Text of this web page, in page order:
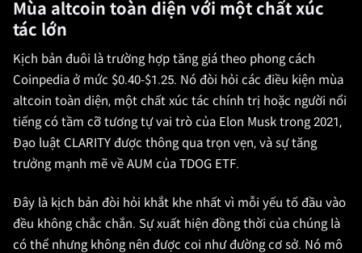
Mùa altcoin toàn diện với một chất xúc
tác lớn
Kịch bản đuôi là trường hợp tăng giá theo phong cách
Coinpedia ở mức $0.40-$1.25. Nó đòi hỏi các điều kiện mùa
altcoin toàn diện, một chất xúc tác chính trị hoặc người nổi
tiếng có tầm cỡ tương tự vai trò của Elon Musk trong 2021,
Đạo luật CLARITY được thông qua trọn vẹn, và sự tăng
trưởng mạnh mẽ về AUM của TDOG ETF.
Đây là kịch bản đòi hỏi khắt khe nhất vì mỗi yếu tố đầu vào
đều không chắc chắn. Sự xuất hiện đồng thời của chúng là
có thể nhưng không nên được coi như đường cơ sở. Nó mô